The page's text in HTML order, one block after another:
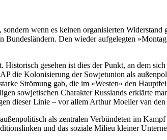
wenn es keinen organisierten
Bundesländern. Den wieder aufgelegten
gesehen ist dies der Punkt, an dem
die Kolonisierung der Sowjetunion als
Strömung gab, die im »Westen« den
sowjetischen Charakter Russlands erklärte
dieser Linie – vor allem Arthur Moeller van
als zentralen Verbündeten im
und das soziale Milieu kleiner